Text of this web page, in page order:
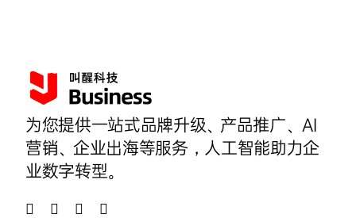
为您提供一站式品牌升级、产品推广、AI
营销、企业出海等服务，人工智能助力企
业数字转型。